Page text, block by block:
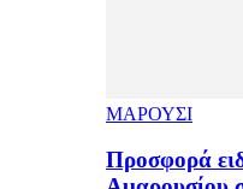
ΜΑΡΟΥΣΙ
Προσφορά